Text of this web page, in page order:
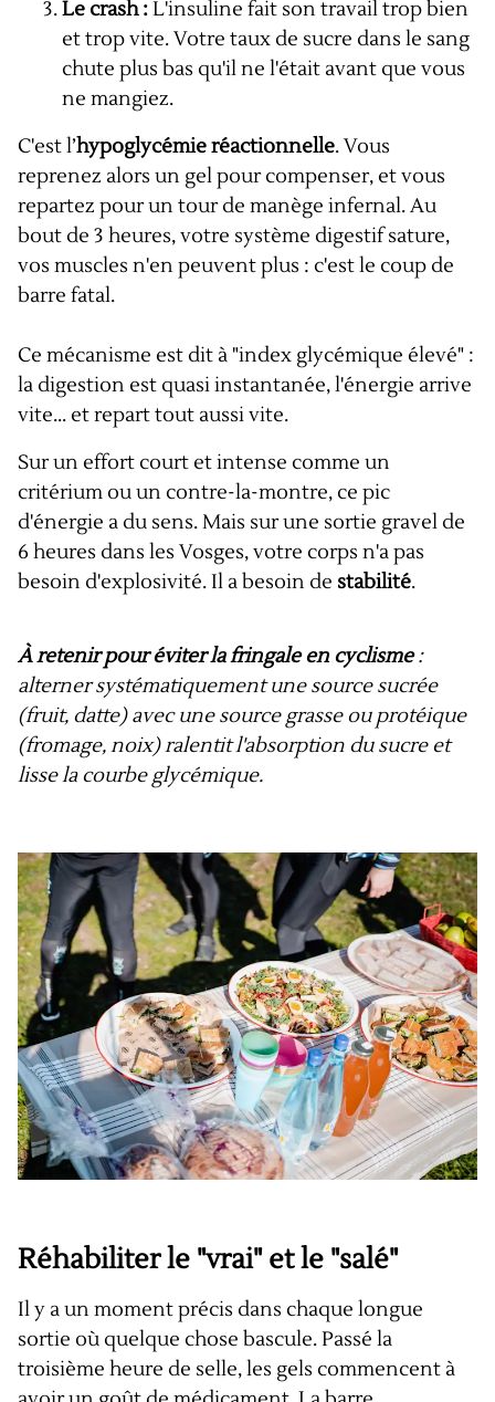
Le crash :L'insuline fait son travail trop bien
et trop vite. Votre taux de sucre dans le sang
chute plus bas qu'il ne l'était avant que vous
ne mangiez.
C'est l’hypoglycémie réactionnelle. Vous
reprenez alors un gel pour compenser, et vous
repartez pour un tour de manège infernal. Au
bout de 3 heures, votre système digestif sature,
vos muscles n'en peuvent plus : c'est le coup de
barre fatal.
Ce mécanisme est dit à "index glycémique élevé" :
la digestion est quasi instantanée, l'énergie arrive
vite... et repart tout aussi vite.
Sur un effort court et intense comme un
critérium ou un contre-la-montre, ce pic
d'énergie a du sens. Mais sur une sortie gravel de
6 heures dans les Vosges, votre corps n'a pas
besoin d'explosivité. Il a besoin de stabilité.
À retenir pour éviter la fringale en cyclisme:
alterner systématiquement une source sucrée
(fruit, datte) avec une source grasse ou protéique
(fromage, noix) ralentit l'absorption du sucre et
lisse la courbe glycémique.
Réhabiliter le "vrai" et le "salé"
Il y a un moment précis dans chaque longue
sortie où quelque chose bascule. Passé la
troisième heure de selle, les gels commencent à